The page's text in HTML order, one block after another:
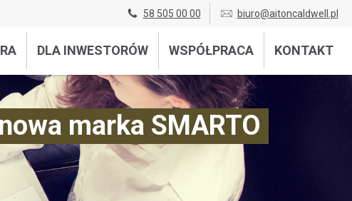
58 505 00 00 biuro@aitoncaldwell.pl
DLA INWESTORÓW WSPÓŁPRACA KONTAKT
marka SMARTO